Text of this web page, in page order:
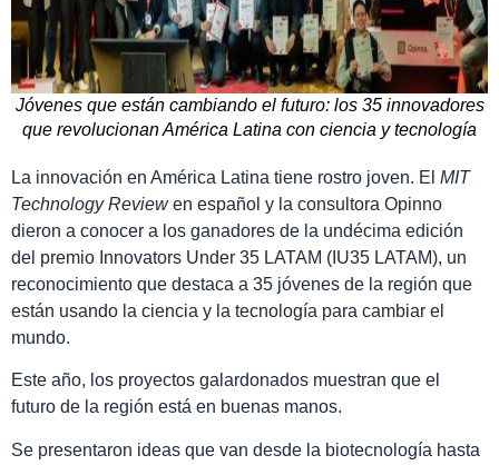
Jóvenes que están cambiando el futuro: los 35 innovadores
que revolucionan América Latina con ciencia y tecnología
La innovación en América Latina tiene rostro joven. El MIT
Technology Reviewen español y la consultora Opinno
dieron a conocer a los ganadores de la undécima edición
del premio Innovators Under 35 LATAM (IU35 LATAM), un
reconocimiento que destaca a 35 jóvenes de la región que
están usando la ciencia y la tecnología para cambiar el
mundo.
Este año, los proyectos galardonados muestran que el
futuro de la región está en buenas manos.
Se presentaron ideas que van desde la biotecnología hasta